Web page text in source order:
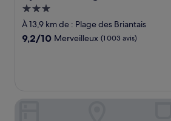
Hébergement
3.0 étoiles
À 13,9 km de : Plage des Briantais
9.2
9,2/10 Merveilleux (1 003 avis)